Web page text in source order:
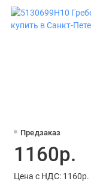
Предзаказ
1160р.
Цена с НДС: 1160р.